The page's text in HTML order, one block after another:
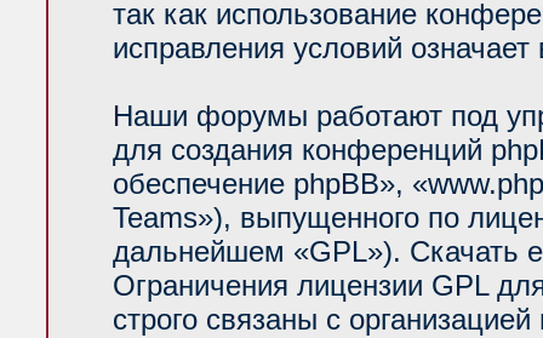
так как использование
исправления условий
Наши форумы работают под
для создания конференций
обеспечение phpBB»,
Teams»), выпущенного по
дальнейшем «GPL»). Скачать
Ограничения лицензии GPL
строго связаны с